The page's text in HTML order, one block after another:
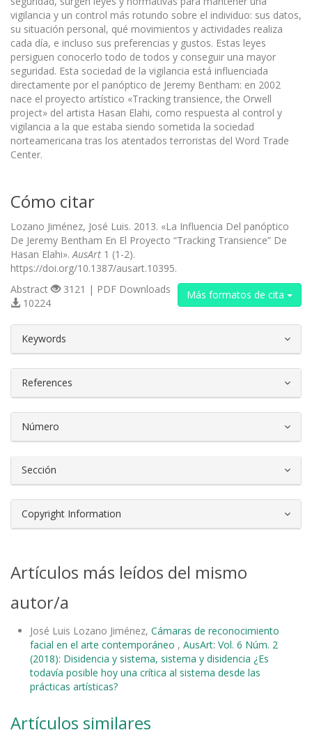
vigilancia y un control más rotundo sobre el individuo: sus datos,
su situación personal, qué movimientos y actividades realiza
cada día, e incluso sus preferencias y gustos. Estas leyes
persiguen conocerlo todo de todos y conseguir una mayor
seguridad. Esta sociedad de la vigilancia está influenciada
directamente por el panóptico de Jeremy Bentham: en 2002
nace el proyecto artístico «Tracking transience, the Orwell
project» del artista Hasan Elahi, como respuesta al control y
vigilancia a la que estaba siendo sometida la sociedad
norteamericana tras los atentados terroristas del Word Trade
Center.
Cómo citar
Lozano Jiménez, José Luis. 2013. «La Influencia Del panóptico
De Jeremy Bentham En El Proyecto “Tracking Transience” De
Hasan Elahi».AusArt 1 (1-2).
https://doi.org/10.1387/ausart.10395.
Más formatos de cita
Abstract
3121 | PDF Downloads
10224
Keywords
References
Número
Sección
Copyright Information
Artículos más leídos del mismo
autor/a
José Luis Lozano Jiménez, Cámaras de reconocimiento
facial en el arte contemporáneo , AusArt: Vol. 6 Núm. 2
(2018): Disidencia y sistema, sistema y disidencia ¿Es
todavía posible hoy una crítica al sistema desde las
prácticas artísticas?
Artículos similares